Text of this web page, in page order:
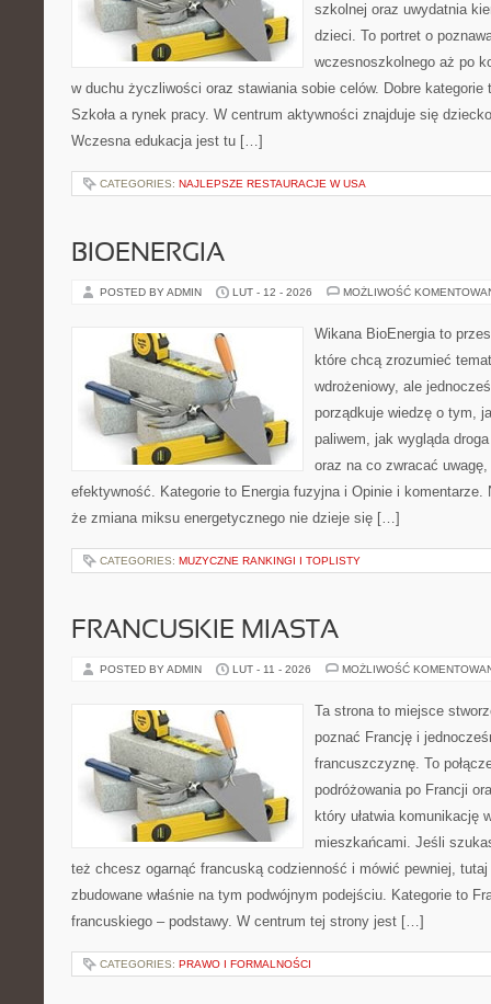
szkolnej oraz uwydatnia
dzieci. To portret o
wczesnoszkolnego aż po
w duchu życzliwości oraz stawiania sobie celów. Dobre kategorie
Szkoła a rynek pracy. W centrum aktywności znajduje się
Wczesna edukacja jest tu […]
CATEGORIES: NAJLEPSZE RESTAURACJE W USA
BIOENERGIA
POSTED BY ADMIN LUT - 12 - 2026 MOŻLIWOŚĆ
Wikana BioEnergia to
które chcą zrozumieć
wdrożeniowy, ale
porządkuje wiedzę o tym,
paliwem, jak wygląda
oraz na co zwracać
efektywność. Kategorie to Energia fuzyjna i Opinie i komentarze.
że zmiana miksu energetycznego nie dzieje się […]
CATEGORIES: MUZYCZNE RANKINGI I TOPLISTY
FRANCUSKIE MIASTA
POSTED BY ADMIN LUT - 11 - 2026 MOŻLIWOŚĆ
Ta strona to miejsce
poznać Francję i
francuszczyznę. To
podróżowania po Francji
który ułatwia komunikację
mieszkańcami. Jeśli
też chcesz ogarnąć francuską codzienność i mówić pewniej, tutaj
zbudowane właśnie na tym podwójnym podejściu. Kategorie to
francuskiego – podstawy. W centrum tej strony jest […]
CATEGORIES: PRAWO I FORMALNOŚCI